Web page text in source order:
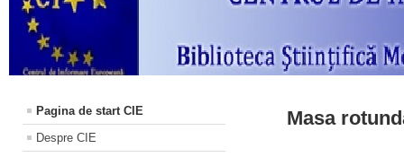
Pagina de start CIE
Despre CIE
Masa